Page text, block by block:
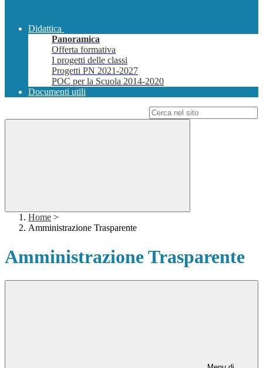
Didattica
Panoramica
Offerta formativa
I progetti delle classi
Progetti PN 2021-2027
POC per la Scuola 2014-2020
Documenti utili
Home >
Amministrazione Trasparente
Amministrazione Trasparente